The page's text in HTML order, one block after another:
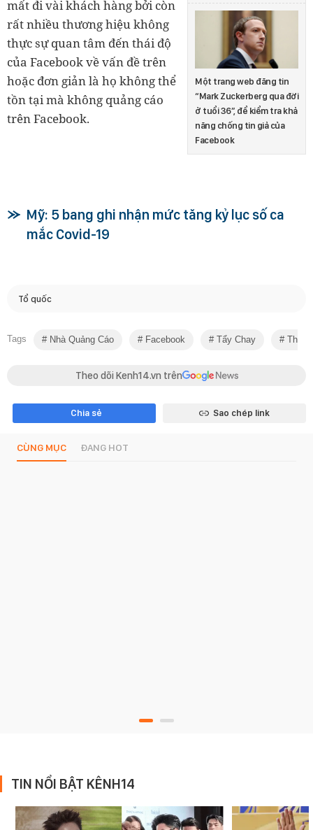
Một trang web đăng tin
“Mark Zuckerberg qua đời
ở tuổi 36”, để kiểm tra khả
năng chống tin giả của
Facebook
mất đi vài khách hàng bởi còn
rất nhiều thương hiệu không
thực sự quan tâm đến thái độ
của Facebook về vấn đề trên
hoặc đơn giản là họ không thể
tồn tại mà không quảng cáo
trên Facebook.
Mỹ: 5 bang ghi nhận mức tăng kỷ lục số ca
mắc Covid-19
Tổ quốc
Tags Nhà Quảng Cáo Facebook Tẩy Chay
Theo dõi Kenh14.vn trên
Chia sẻ Sao chép link
CÙNG MỤC ĐANG HOT
TIN NỔI BẬT KÊNH14